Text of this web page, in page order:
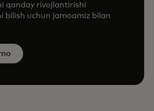
qanday rivojlantirishi
bilish uchun jamoamiz bilan